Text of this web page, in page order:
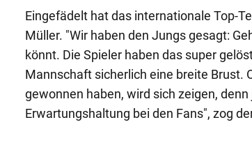
Eingefädelt hat das internationale Top-
Müller. "Wir haben den Jungs gesagt:
könnt. Die Spieler haben das super
Mannschaft sicherlich eine breite Brust.
gewonnen haben, wird sich zeigen,
Erwartungshaltung bei den Fans", zog